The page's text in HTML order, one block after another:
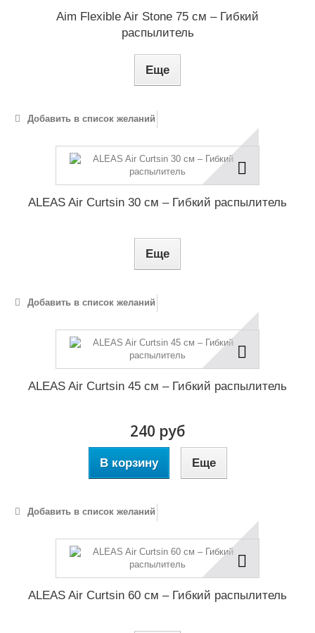
Aim Flexible Air Stone 75 см – Гибкий
распылитель
Еще
Добавить в список желаний
ALEAS Air Curtsin 30 см – Гибкий распылитель
Еще
Добавить в список желаний
ALEAS Air Curtsin 45 см – Гибкий распылитель
240 руб
В корзину Еще
Добавить в список желаний
ALEAS Air Curtsin 60 см – Гибкий распылитель